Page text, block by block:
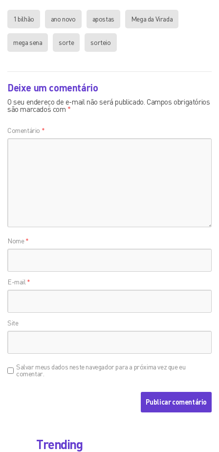
1 bilhão ano novo apostas Mega da Virada
mega sena sorte sorteio
Deixe um comentário
O seu endereço de e-mail não será publicado. Campos obrigatórios
são marcados com *
Comentário *
Nome*
E-mail *
Site
Salvar meus dados neste navegador para a próxima vez que eu
comentar.
Trending